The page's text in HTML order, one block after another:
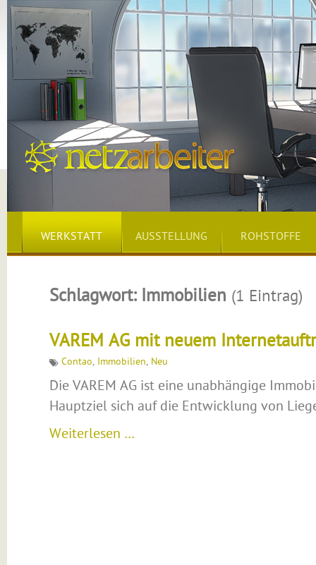
WERKSTATT AUSSTELLUNG ROHSTOFFE
Schlagwort: Immobilien (1 Eintrag)
VAREM AG mit neuem
Contao, Immobilien, Neu
Die VAREM AG ist eine unabhängige
Hauptziel sich auf die Entwicklung von
Weiterlesen …